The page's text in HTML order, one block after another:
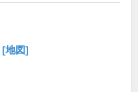
[地図]